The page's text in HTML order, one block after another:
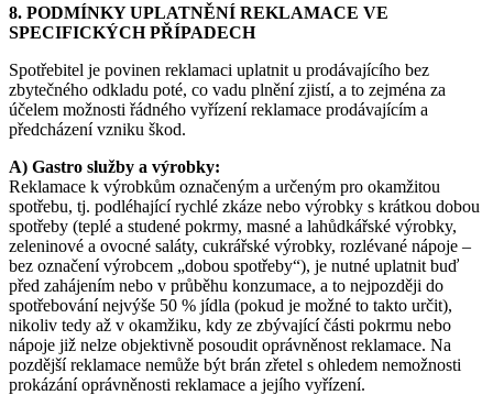
8. PODMÍNKY UPLATNĚNÍ REKLAMACE VE
SPECIFICKÝCH PŘÍPADECH
Spotřebitel je povinen reklamaci uplatnit u prodávajícího bez
zbytečného odkladu poté, co vadu plnění zjistí, a to zejména za
účelem možnosti řádného vyřízení reklamace prodávajícím a
předcházení vzniku škod.
A) Gastro služby a výrobky:
Reklamace k výrobkům označeným a určeným pro okamžitou
spotřebu, tj. podléhající rychlé zkáze nebo výrobky s krátkou dobou
spotřeby (teplé a studené pokrmy, masné a lahůdkářské výrobky,
zeleninové a ovocné saláty, cukrářské výrobky, rozlévané nápoje –
bez označení výrobcem „dobou spotřeby“), je nutné uplatnit buď
před zahájením nebo v průběhu konzumace, a to nejpozději do
spotřebování nejvýše 50 % jídla (pokud je možné to takto určit),
nikoliv tedy až v okamžiku, kdy ze zbývající části pokrmu nebo
nápoje již nelze objektivně posoudit oprávněnost reklamace. Na
pozdější reklamace nemůže být brán zřetel s ohledem nemožnosti
prokázání oprávněnosti reklamace a jejího vyřízení.